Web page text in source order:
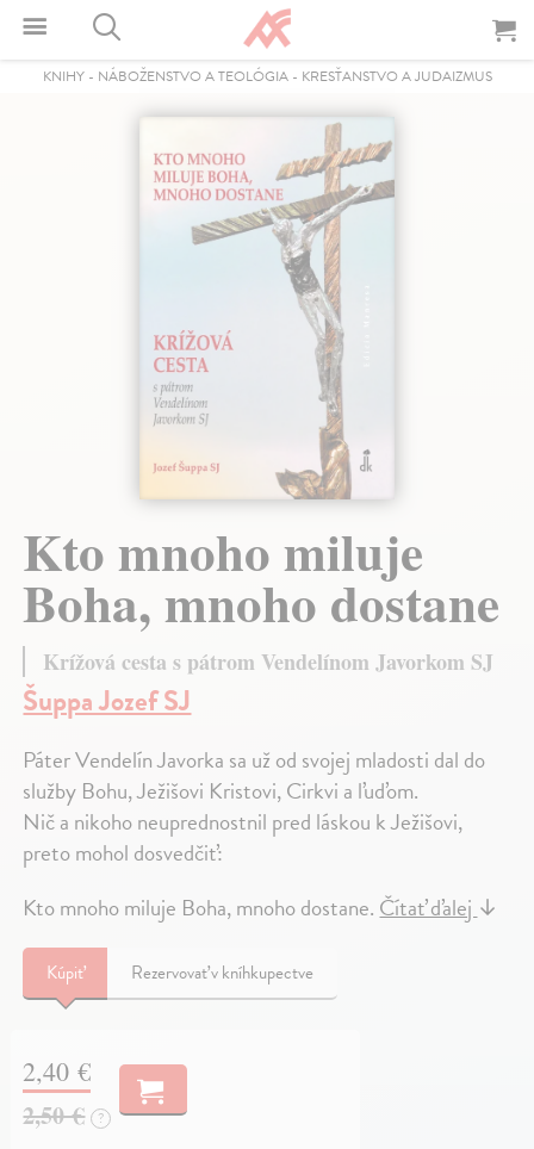
KNIHY- NÁBOŽENSTVO A TEOLÓGIA- KRESŤANSTVO A JUDAIZMUS
Kto mnoho miluje
Boha, mnoho dostane
Krížová cesta s pátrom Vendelínom Javorkom SJ
Šuppa Jozef SJ
Páter Vendelín Javorka sa už od svojej mladosti dal do
služby Bohu, Ježišovi Kristovi, Cirkvi a ľuďom.
Nič a nikoho neuprednostnil pred láskou k Ježišovi,
preto mohol dosvedčiť:
Kto mnoho miluje Boha, mnoho dostane.Čítať ďalej↓
Kúpiť Rezervovať v kníhkupectve
2,40 €
2,50 €
?